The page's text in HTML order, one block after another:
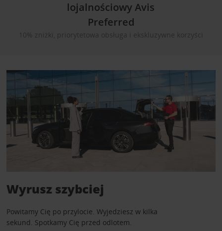
lojalnościowy Avis
Preferred
10% zniżki, priorytetowa obsługa i ekskluzywne korzyści
Wyrusz szybciej
Powitamy Cię po przylocie. Wyjedziesz w kilka
sekund. Spotkamy Cię przed odlotem.